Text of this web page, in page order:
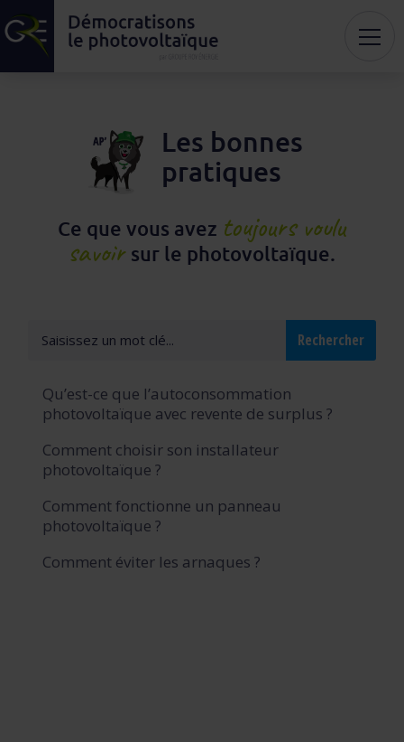
Les bonnes
pratiques
Ce que vous avez toujours voulu
savoir sur le photovoltaïque.
Qu’est-ce que l’autoconsommation
photovoltaïque avec revente de surplus ?
Comment choisir son installateur
photovoltaïque ?
Comment fonctionne un panneau
photovoltaïque ?
Comment éviter les arnaques ?